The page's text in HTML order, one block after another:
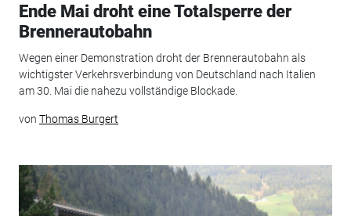
Ende Mai droht eine Totalsperre der
Brennerautobahn
Wegen einer Demonstration droht der Brennerautobahn als
wichtigster Verkehrsverbindung von Deutschland nach Italien
am 30. Mai die nahezu vollständige Blockade.
von Thomas Burgert